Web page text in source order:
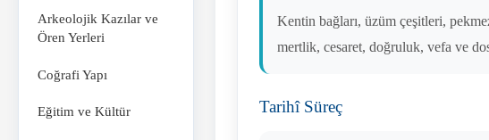
Arkeolojik Kazılar ve
Ören Yerleri
Coğrafi Yapı
Eğitim ve Kültür
Kentin bağları, üzüm çeşitleri,
mertlik, cesaret, doğruluk, vefa ve
Tarihî Süreç